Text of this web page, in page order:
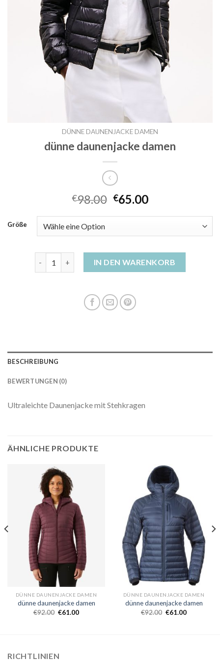
DÜNNE DAUNENJACKE DAMEN
dünne daunenjacke damen
€98.00 €65.00
Größe
dünne daunenjacke damen Menge
IN DEN WARENKORB
BESCHREIBUNG
BEWERTUNGEN (0)
Ultraleichte Daunenjacke mit Stehkragen
ÄHNLICHE PRODUKTE
DÜNNE DAUNENJACKE DAMEN
dünne daunenjacke damen
€92.00 €61.00
DÜNNE DAUNENJACKE DAMEN
dünne daunenjacke damen
€92.00 €61.00
RICHTLINIEN